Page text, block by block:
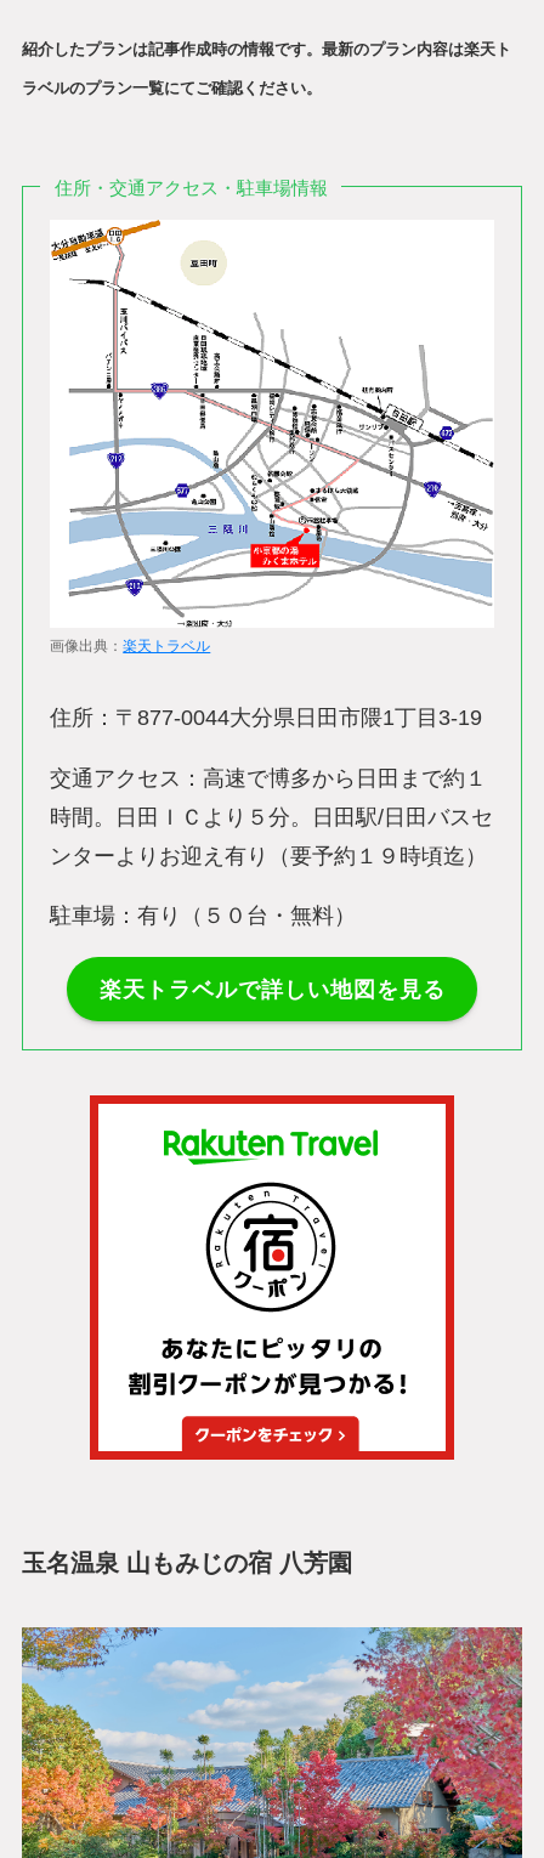
紹介したプランは記事作成時の情報です。最新のプラン内容は楽天ト
ラベルのプラン一覧にてご確認ください。
住所・交通アクセス・駐車場情報
画像出典：楽天トラベル
住所：〒877-0044大分県日田市隈1丁目3-19
交通アクセス：高速で博多から日田まで約１
時間。日田ＩＣより５分。日田駅/日田バスセ
ンターよりお迎え有り（要予約１９時頃迄）
駐車場：有り（５０台・無料）
楽天トラベルで詳しい地図を見る
玉名温泉 山もみじの宿 八芳園